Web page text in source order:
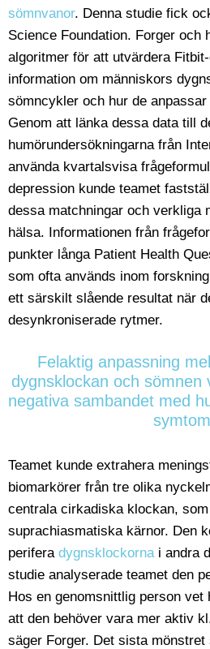
sömnvanor. Denna studie fick
Science Foundation. Forger och
algoritmer för att utvärdera
information om människors
sömncykler och hur de
Genom att länka dessa data till
humörundersökningarna från
använda kvartalsvisa
depression kunde teamet
dessa matchningar och verkliga
hälsa. Informationen från
punkter långa Patient Health
som ofta används inom
ett särskilt slående resultat när
desynkroniserade rytmer.
Felaktig anpassning
dygnsklockan och sömnen
negativa sambandet med
symtom
Teamet kunde extrahera
biomarkörer från tre olika
centrala cirkadiska klockan,
suprachiasmatiska kärnor. Den
perifera dygnsklockornai andra
studie analyserade teamet den
Hos en genomsnittlig person
att den behöver vara mer aktiv
säger Forger. Det sista